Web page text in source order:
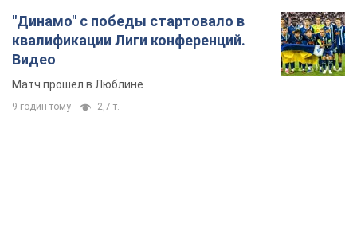
"Динамо" с победы стартовало в
квалификации Лиги конференций.
Видео
Матч прошел в Люблине
9 годин тому 2,7 т.